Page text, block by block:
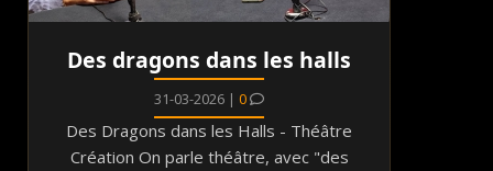
Des dragons dans les halls
31-03-2026 | 0
Des Dragons dans les Halls - Théâtre
Création On parle théâtre, avec "des